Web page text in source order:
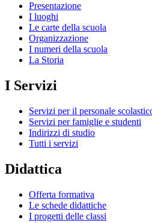
Presentazione
I luoghi
Le carte della scuola
Organizzazione
I numeri della scuola
La Storia
I Servizi
Servizi per il personale
Servizi per famiglie e studenti
Indirizzi di studio
Tutti i servizi
Didattica
Offerta formativa
Le schede didattiche
I progetti delle classi